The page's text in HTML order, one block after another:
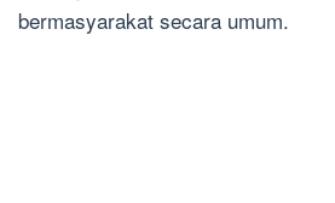
bermasyarakat secara umum.